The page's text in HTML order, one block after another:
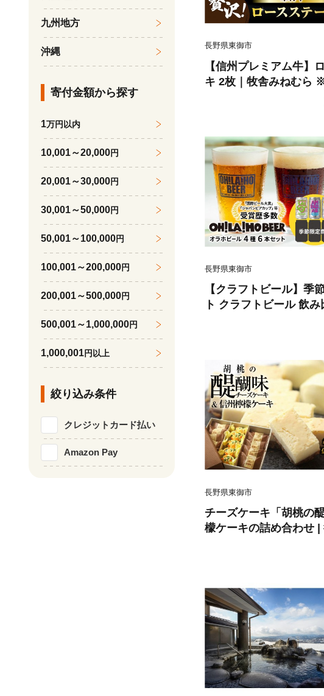
長野県東御市
【信州プレミアム牛】
キ 2枚｜牧舎みねむら
長野県東御市
【クラフトビール】季
ト クラフトビール 飲
ルデンエール、アンバ
ーベルセゾン、季節仕
長野県東御市
チーズケーキ「胡桃の
檬ケーキの詰め合わせ |
岡 くるみ スイーツ 焼
せ 個包装 冷凍 クッキー
九州地方
沖縄
寄付金額から探す
1万円以内
10,001～20,000円
20,001～30,000円
30,001～50,000円
50,001～100,000円
100,001～200,000円
200,001～500,000円
500,001～1,000,000円
1,000,001円以上
絞り込み条件
クレジットカード払い
Amazon Pay